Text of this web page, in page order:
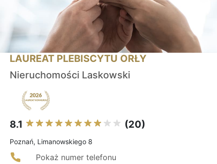
LAUREAT PLEBISCYTU ORŁY
Nieruchomości Laskowski
8.1 (20)
Poznań, Limanowskiego 8
Pokaż numer telefonu